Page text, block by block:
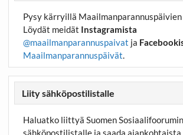
Pysy kärryillä
Löydät meidät Instagramista
@maailmanparannuspaivat ja
Maailmanparannuspäivät.
Liity sähköpostilistalle
Haluatko liittyä Suomen Sosiaalifoorumin
sähköpostilistalle ja saada